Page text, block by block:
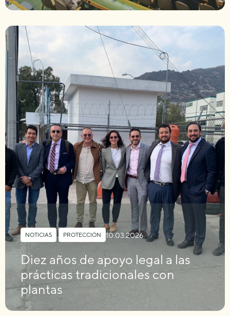
NOTICIAS , PROTECCIÓN 10.03.2026
Diez años de apoyo legal a las
prácticas tradicionales con
plantas